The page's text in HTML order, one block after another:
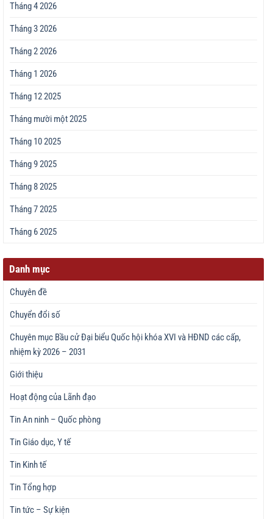
Tháng 4 2026
Tháng 3 2026
Tháng 2 2026
Tháng 1 2026
Tháng 12 2025
Tháng mười một 2025
Tháng 10 2025
Tháng 9 2025
Tháng 8 2025
Tháng 7 2025
Tháng 6 2025
Danh mục
Chuyên đề
Chuyển đổi số
Chuyên mục Bầu cử Đại biểu Quốc hội khóa XVI và HĐND các cấp,
nhiệm kỳ 2026 – 2031
Giới thiệu
Hoạt động của Lãnh đạo
Tin An ninh – Quốc phòng
Tin Giáo dục, Y tế
Tin Kinh tế
Tin Tổng hợp
Tin tức – Sự kiện